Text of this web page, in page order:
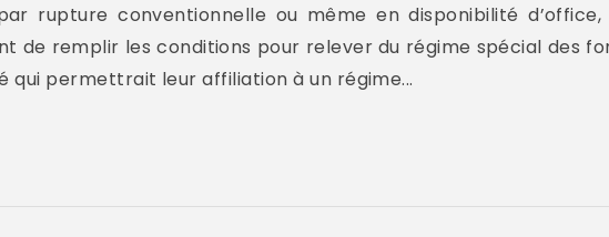
rupture conventionnelle ou même en disponibilité d’office,
de remplir les conditions pour relever du régime spécial des
qui permettrait leur affiliation à un régime...